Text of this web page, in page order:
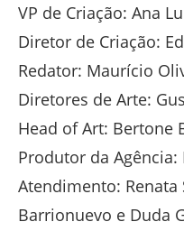
VP de Criação: Ana
Diretor de Criação:
Redator: Maurício
Diretores de Arte:
Head of Art: Bertone
Produtor da Agência:
Atendimento: Renata
Barrionuevo e Duda